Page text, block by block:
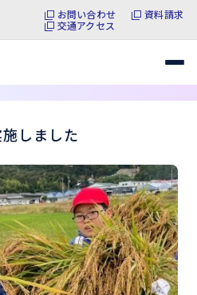
お問い合わせ
資料請求
交通アクセス
しました